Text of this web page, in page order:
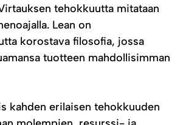
tehokkuutta mitataan
Lean on
korostava filosofia, jossa
tuotteen mahdollisimman
kahden erilaisen tehokkuuden